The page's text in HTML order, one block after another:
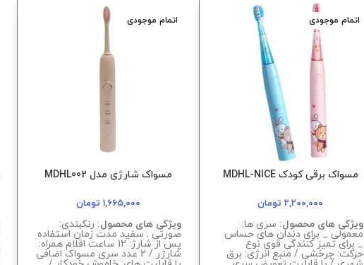
اتمام موجودی
مسواک برقی کودک MDHL-NICE
2,200,000 تومان
ویژگی های محصول: سری ها:
معمولی _ برای دندان های حساس
_ برای تمیز کنندگی قوی نوع
حرکت: چرخشی / منبع انرژی: برق
اتمام موجودی
مسواک شارژی مدل MDHL002
1,665,000 تومان
ویژگی های محصول: رنگبندی:
صورتی . سفید مدت زمان استفاده
پس از شارژ: 12 ساعت اقلام همراه:
شارژر / 2 عدد سری مسواک اضافی